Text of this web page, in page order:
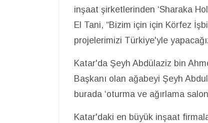
inşaat şirketlerinden ‘Sharaka
El Tani, “Bizim için için Körfez
projelerimizi Türkiye'yle
Katar'da Şeyh Abdülaziz bin
Başkanı olan ağabeyi Şeyh
burada ‘oturma ve ağırlama
Katar'daki en büyük inşaat